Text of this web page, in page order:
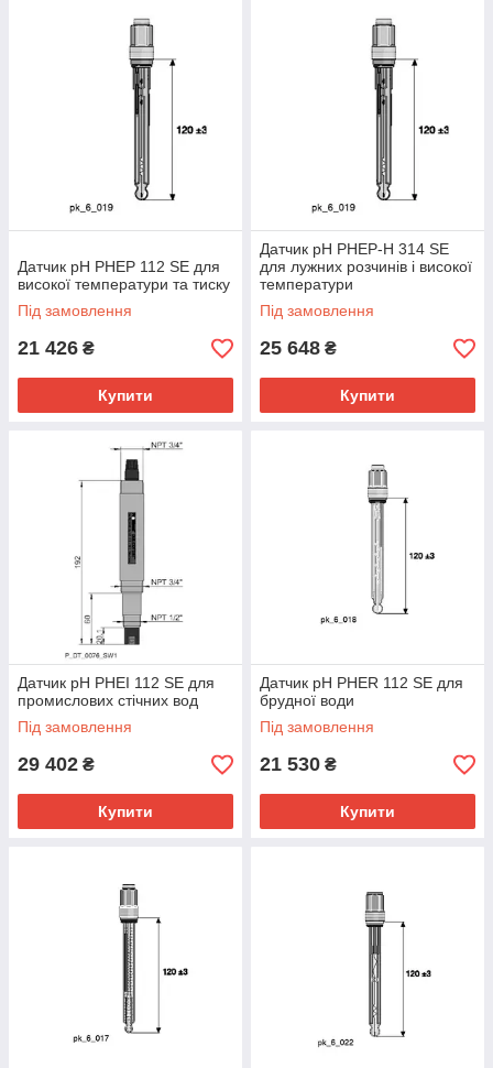
Датчик pH PHEP 112 SE для
високої температури та тиску
Під замовлення
21 426 ₴
Купити
Датчик pH PHEP-H 314 SE
для лужних розчинів і високої
температури
Під замовлення
25 648 ₴
Купити
Датчик pH PHEI 112 SE для
промислових стічних вод
Під замовлення
29 402 ₴
Купити
Датчик pH PHER 112 SE для
брудної води
Під замовлення
21 530 ₴
Купити